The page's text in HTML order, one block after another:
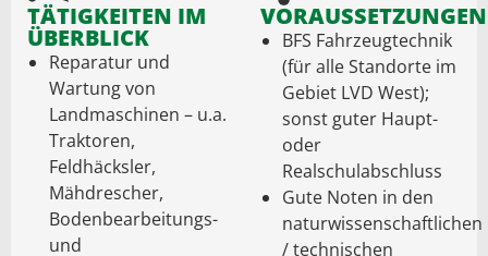
TÄTIGKEITEN IM
ÜBERBLICK
Reparatur und
Wartung von
Landmaschinen – u.a.
Traktoren,
Feldhäcksler,
Mähdrescher,
Bodenbearbeitungs-
und
VORAUSSETZUNGEN
BFS Fahrzeugtechnik
(für alle Standorte im
Gebiet LVD West);
sonst guter Haupt-
oder
Realschulabschluss
Gute Noten in den
naturwissenschaftlichen
/ technischen